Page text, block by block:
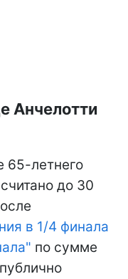
Анчелотти
65-летнего
до 30
в 1/4 финала
по сумме